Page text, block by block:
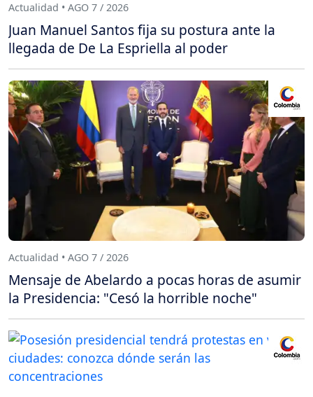
Actualidad • AGO 7 / 2026
Juan Manuel Santos fija su postura ante la
llegada de De La Espriella al poder
Actualidad • AGO 7 / 2026
Mensaje de Abelardo a pocas horas de asumir
la Presidencia: "Cesó la horrible noche"